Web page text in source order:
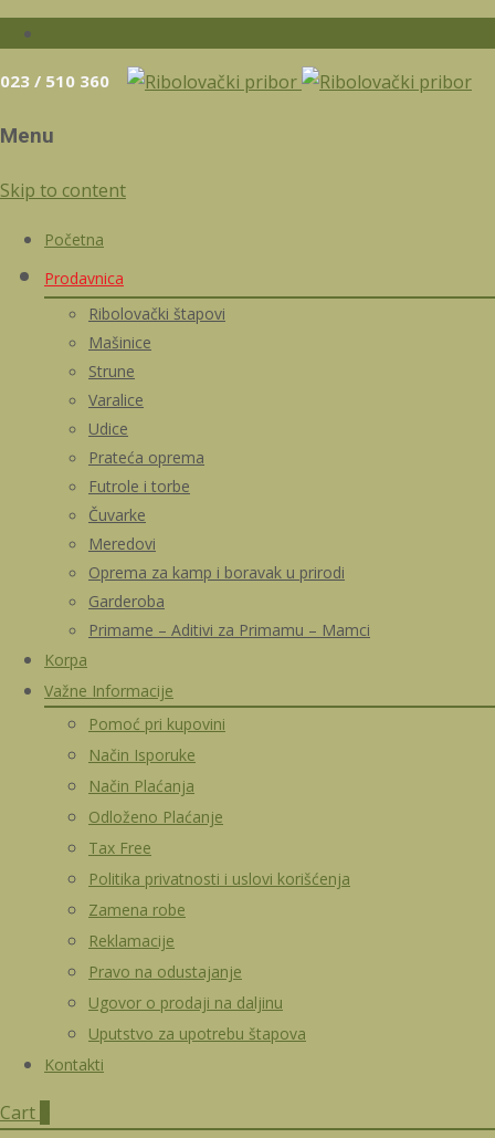
023 / 510 360
Menu
Skip to content
Početna
Prodavnica
Ribolovački štapovi
Mašinice
Strune
Varalice
Udice
Prateća oprema
Futrole i torbe
Čuvarke
Meredovi
Oprema za kamp i boravak u prirodi
Garderoba
Primame – Aditivi za Primamu – Mamci
Korpa
Važne Informacije
Pomoć pri kupovini
Način Isporuke
Način Plaćanja
Odloženo Plaćanje
Tax Free
Politika privatnosti i uslovi korišćenja
Zamena robe
Reklamacije
Pravo na odustajanje
Ugovor o prodaji na daljinu
Uputstvo za upotrebu štapova
Kontakti
Cart